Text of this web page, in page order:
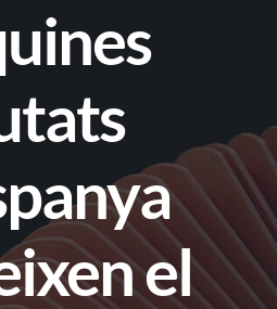
nos
comercials
Ignífugs
Serveis
el